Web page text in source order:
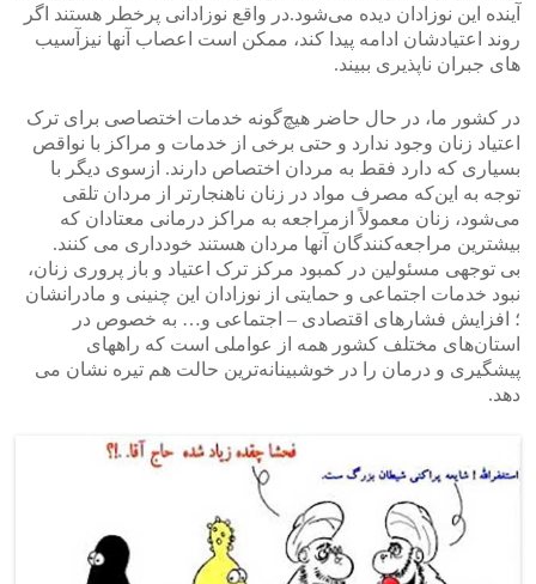
آینده این نوزادان دیده می‌شود.در واقع نوزادانی پرخطر هستند اگر
روند اعتیادشان ادامه پیدا کند، ممکن است اعصاب آنها نیزآسیب
های جبران ناپذیری ببیند.
در کشور ما، در حال حاضر هیچ‌گونه خدمات اختصاصی برای ترک
اعتیاد زنان وجود ندارد و حتی برخی از خدمات و مراکز با نواقص
بسیاری که دارد فقط به مردان اختصاص دارند. ازسوی دیگر با
توجه به این‌که مصرف مواد در زنان ناهنجارتر از مردان تلقی
می‌شود، زنان معمولاً ازمراجعه به مراکز درمانی معتادان که
بیشترین مراجعه‌کنندگان آنها مردان هستند خودداری می کنند.
بی‌ توجهی مسئولین در کمبود مرکز ترک اعتیاد و باز پروری زنان،
نبود خدمات اجتماعی و حمایتی از نوزادان این چنینی و مادرانشان
؛ افزایش فشار‌های اقتصادی – اجتماعی و… به خصوص در
استان‌های مختلف کشور همه از عواملی است که راههای‌
پیشگیری و درمان را در خوشبینانه‌ترین حالت هم تیره نشان می
دهد.